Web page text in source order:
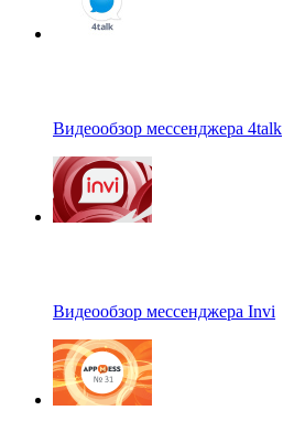
Видеообзор мессенджера 4talk
Видеообзор мессенджера Invi